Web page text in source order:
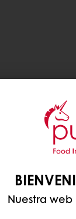
con
Nuestra